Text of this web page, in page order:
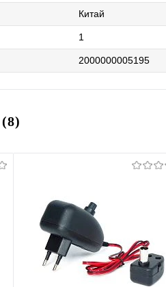
Китай
1
2000000005195